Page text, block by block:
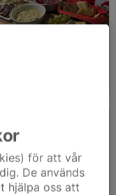
på Futurum
03
för att vår
De används
hjälpa oss att